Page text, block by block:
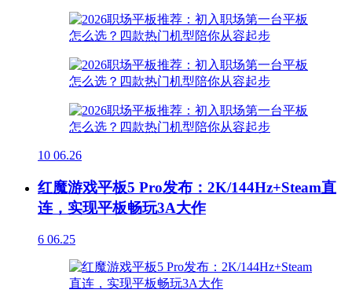
10 06.26
红魔游戏平板5 Pro发布：2K/144Hz+Steam直
连，实现平板畅玩3A大作
6 06.25